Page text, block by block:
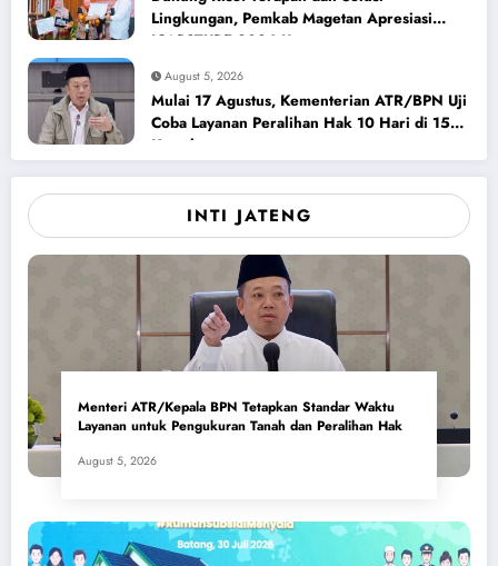
Lingkungan, Pemkab Magetan Apresiasi
ICAPSTURE 2026 Unesa
August 5, 2026
Mulai 17 Agustus, Kementerian ATR/BPN Uji
Coba Layanan Peralihan Hak 10 Hari di 15
Kantah
INTI JATENG
Menteri ATR/Kepala BPN Tetapkan Standar Waktu
Layanan untuk Pengukuran Tanah dan Peralihan Hak
August 5, 2026